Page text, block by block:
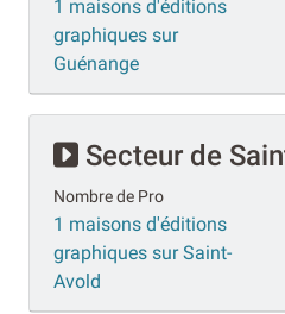
1 maisons d'éditions
graphiques sur
Guénange
Secteur de
Nombre de Pro
1 maisons d'éditions
graphiques sur Saint-
Avold